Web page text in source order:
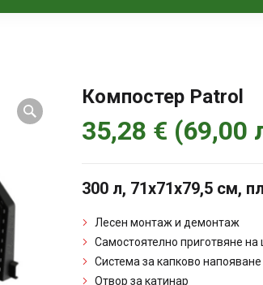
Компостер Patrol
35,28 € (69,00
300 л, 71х71х79,5 см,
Лесен монтаж и демонтаж
Самостоятелно приготвяне на
Система за капково напояване
Отвор за катинар